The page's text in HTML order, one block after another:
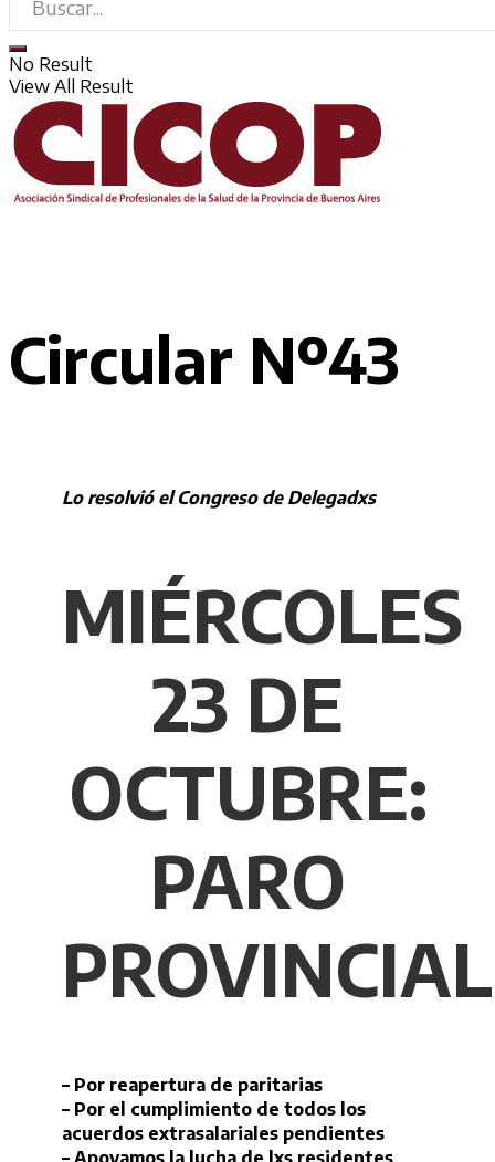
No Result
View All Result
Circular Nº43
Lo resolvió el Congreso de Delegadxs
MIÉRCOLES
23 DE
OCTUBRE:
PARO
PROVINCIAL
– Por reapertura de paritarias
– Por el cumplimiento de todos los
acuerdos extrasalariales pendientes
– Apoyamos la lucha de lxs residentes